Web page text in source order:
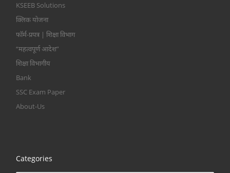
KSEEB Solutions
क्लिक योजना
फॉर्म-प्रपत्र | शिक्षा विभाग
“महत्वपूर्ण आदेश”
शिक्षा विभागीय
Bank
SSC Exam Paper
About-Us
Categories